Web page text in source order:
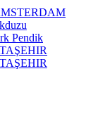
Pendik